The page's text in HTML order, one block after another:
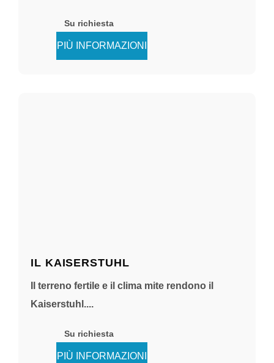
Su richiesta
PIÙ INFORMAZIONI
IL KAISERSTUHL
Il terreno fertile e il clima mite rendono il
Kaiserstuhl....
Su richiesta
PIÙ INFORMAZIONI